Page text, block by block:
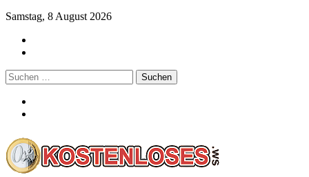
Samstag, 8 August 2026
Suchen
nach: